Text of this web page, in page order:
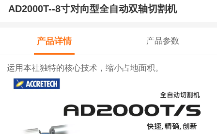
AD2000T--8寸对向型全自动双轴切割机
产品详情 产品参数
运用本社独特的核心技术，缩小占地面积。